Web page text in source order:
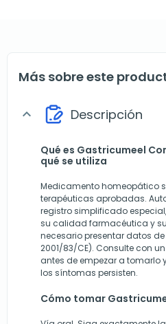
Más sobre este
expand_more Descripción
Qué es Gastricumeel
qué se utiliza
Medicamento homeopático
terapéuticas aprobadas.
registro simplificado
su calidad farmacéutica y
necesario presentar datos
2001/83/CE). Consulte con
antes de empezar a tomarlo
los síntomas persisten.
Cómo tomar